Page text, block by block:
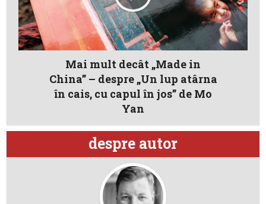
Mai mult decât „Made in
China” – despre „Un lup atârna
în cais, cu capul în jos” de Mo
Yan
despre autor